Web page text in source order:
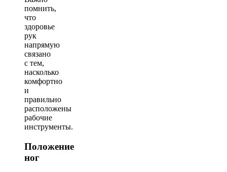
помнить,
что
здоровье
рук
напрямую
связано
с тем,
насколько
комфортно
и
правильно
расположены
рабочие
инструменты.
Положение
ног